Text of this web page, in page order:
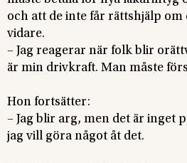
och att de inte får rättshjälp om
vidare.
– Jag reagerar när folk blir
är min drivkraft. Man måste
Hon fortsätter:
– Jag blir arg, men det är inget
jag vill göra något åt det.